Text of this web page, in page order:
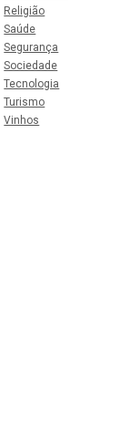
Religião
Saúde
Segurança
Sociedade
Tecnologia
Turismo
Vinhos